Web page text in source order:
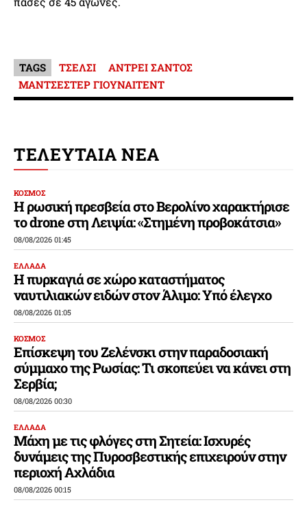
TAGS ΤΣΕΛΣΙ
ΑΝΤΡΕΙ ΣΑΝΤΟΣ
ΜΑΝΤΣΕΣΤΕΡ ΓΙΟΥΝΑΙΤΕΝΤ
ΤΕΛΕΥΤΑΙΑ ΝΕΑ
ΚΟΣΜΟΣ
Η ρωσική πρεσβεία στο Βερολίνο χαρακτήρισε
το drone στη Λειψία: «Στημένη προβοκάτσια»
08/08/2026 01:45
ΕΛΛΑΔΑ
Η πυρκαγιά σε χώρο καταστήματος
ναυτιλιακών ειδών στον Άλιμο: Υπό έλεγχο
08/08/2026 01:05
ΚΟΣΜΟΣ
Επίσκεψη του Ζελένσκι στην παραδοσιακή
σύμμαχο της Ρωσίας: Τι σκοπεύει να κάνει στη
Σερβία;
08/08/2026 00:30
ΕΛΛΑΔΑ
Μάχη με τις φλόγες στη Σητεία: Ισχυρές
δυνάμεις της Πυροσβεστικής επιχειρούν στην
περιοχή Αχλάδια
08/08/2026 00:15